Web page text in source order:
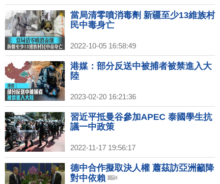
當局清零噴消毒劑 新疆至少13維族村
民中毒身亡
2022-10-05 16:58:49
港媒：部分反送中被捕者被禁進入大
陸
2023-02-20 16:21:36
習近平抵曼谷參加APEC 泰國學生抗
議一中政策
2022-11-17 19:56:17
德中合作擬取決人權 蕭茲訪亞洲籲降
對中依賴